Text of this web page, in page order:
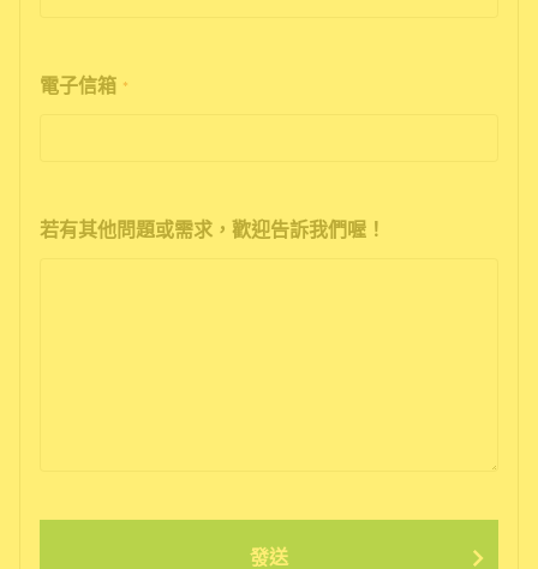
電子信箱 *
若有其他問題或需求，歡迎告訴我們喔！
發送